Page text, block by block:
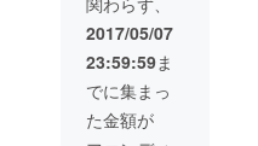
ただけ
ます。
ン
「Bullet
」を
ベース
デニム
ウエス
タン
シャツ
"HENR
Y#2"・
・・1着
※Size
2017/05/07
23:59:59ま
でに集まっ
た金額が